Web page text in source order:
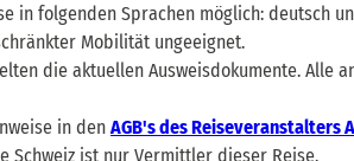
in folgenden Sprachen möglich: deutsch
Mobilität ungeeignet.
die aktuellen Ausweisdokumente.
in den AGB's des Reiseveranstalters
Schweiz ist nur Vermittler dieser Reise.